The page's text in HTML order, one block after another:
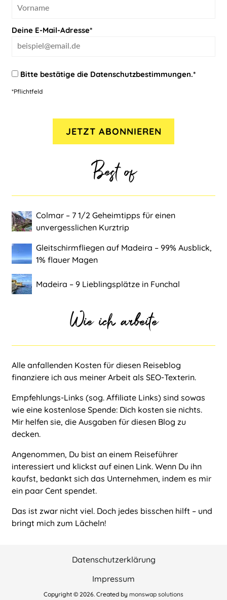
Deine E-Mail-Adresse*
Bitte bestätige die Datenschutzbestimmungen.*
*Pflichtfeld
Best of
Colmar ‒ 7 1/2 Geheimtipps für einen
unvergesslichen Kurztrip
Gleitschirmfliegen auf Madeira ‒ 99% Ausblick,
1% flauer Magen
Madeira ‒ 9 Lieblingsplätze in Funchal
Wie ich arbeite
Alle anfallenden Kosten für diesen Reiseblog
finanziere ich aus meiner Arbeit als SEO-Texterin.
Empfehlungs-Links (sog. Affiliate Links) sind sowas
wie eine kostenlose Spende: Dich kosten sie nichts.
Mir helfen sie, die Ausgaben für diesen Blog zu
decken.
Angenommen, Du bist an einem Reiseführer
interessiert und klickst auf einen Link. Wenn Du ihn
kaufst, bedankt sich das Unternehmen, indem es mir
ein paar Cent spendet.
Das ist zwar nicht viel. Doch jedes bisschen hilft – und
bringt mich zum Lächeln!
Datenschutzerklärung
Impressum
Copyright © 2026. Created by monswap solutions